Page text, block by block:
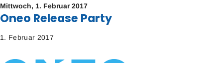
Mittwoch, 1. Februar 2017
Oneo Release Party
1. Februar 2017